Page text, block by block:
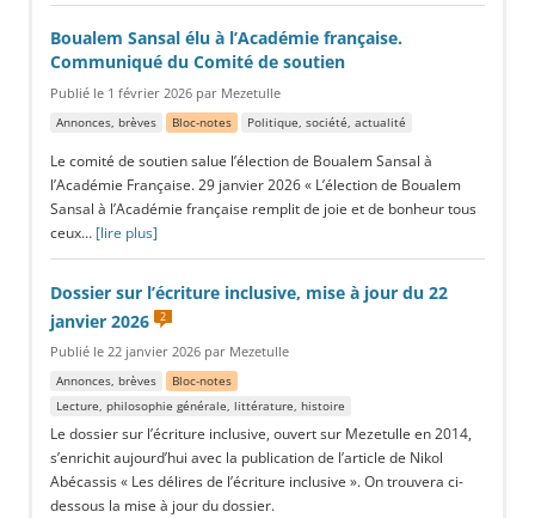
Boualem Sansal élu à l’Académie française.
Communiqué du Comité de soutien
Publié le 1 février 2026 par Mezetulle
Annonces, brèves Bloc-notes Politique, société, actualité
Le comité de soutien salue l’élection de Boualem Sansal à
l’Académie Française. 29 janvier 2026 « L’élection de Boualem
Sansal à l’Académie française remplit de joie et de bonheur tous
ceux… [lire plus]
Dossier sur l’écriture inclusive, mise à jour du 22
janvier 2026
2
Publié le 22 janvier 2026 par Mezetulle
Annonces, brèves
Bloc-notes
Lecture, philosophie générale, littérature, histoire
Le dossier sur l’écriture inclusive, ouvert sur Mezetulle en 2014,
s’enrichit aujourd’hui avec la publication de l’article de Nikol
Abécassis « Les délires de l’écriture inclusive ». On trouvera ci-
dessous la mise à jour du dossier.